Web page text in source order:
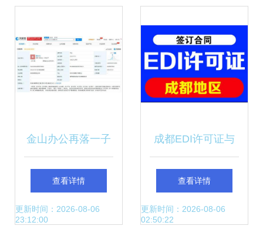
初现
金山办公再落一子
珠海成立科技公
司，注册资本1000
查看详情
更新时间：2026-08-06
23:12:00
成都EDI许可证与
基础电信业务 办理
条件与周期详解
查看详情
更新时间：2026-08-06
02:50:22